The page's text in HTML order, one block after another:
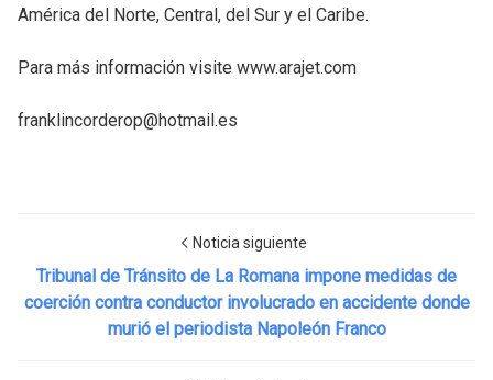
América del Norte, Central, del Sur y el Caribe.
Para más información visite www.arajet.com
franklincorderop@hotmail.es
Noticia siguiente
Tribunal de Tránsito de La Romana impone medidas de
coerción contra conductor involucrado en accidente donde
murió el periodista Napoleón Franco